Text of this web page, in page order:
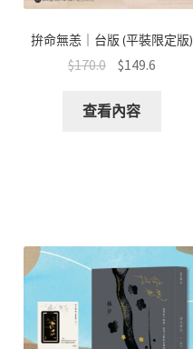
拚命無恙｜台版 (平裝限定版)
$170.0 $149.6
查看內容